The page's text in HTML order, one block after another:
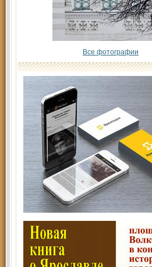
Все фотографии